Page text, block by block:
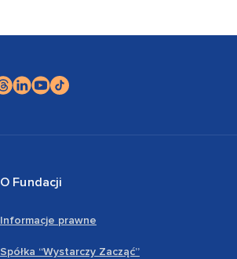
O Fundacji
Informacje prawne
Spółka “Wystarczy Zacząć”